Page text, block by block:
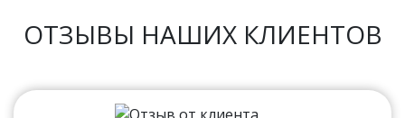
ОТЗЫВЫ НАШИХ КЛИЕНТОВ